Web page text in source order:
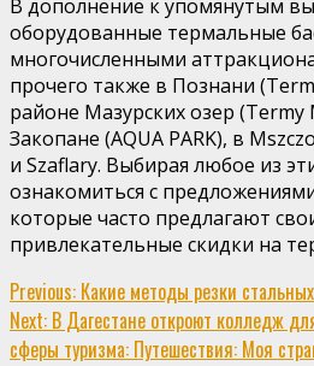
В дополнение к упомянутым
оборудованные термальные
многочисленными
прочего также в Познани
районе Мазурских озер (Termy
Закопане (AQUA PARK), в
и Szaflary. Выбирая любое из
ознакомиться с
которые часто предлагают
привлекательные скидки на
Continue
Reading
Previous: Какие методы резки
Next: В Дагестане откроют колледж
сферы туризма: Путешествия: Моя